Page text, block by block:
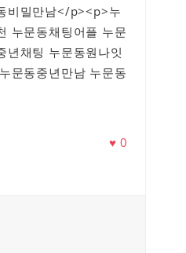
비밀만남</p><p>누
누문동채팅어플 누문
년채팅 누문동원나잇
문동중년만남 누문동
♥0